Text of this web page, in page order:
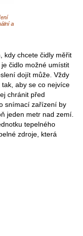
a
kdy chcete čidly měřit
čidlo možné umístit
dojít může. Vždy
aby se co nejvíce
chránit před
snímací zařízení by
jeden metr nad zemí.
tepelného
zdroje, která